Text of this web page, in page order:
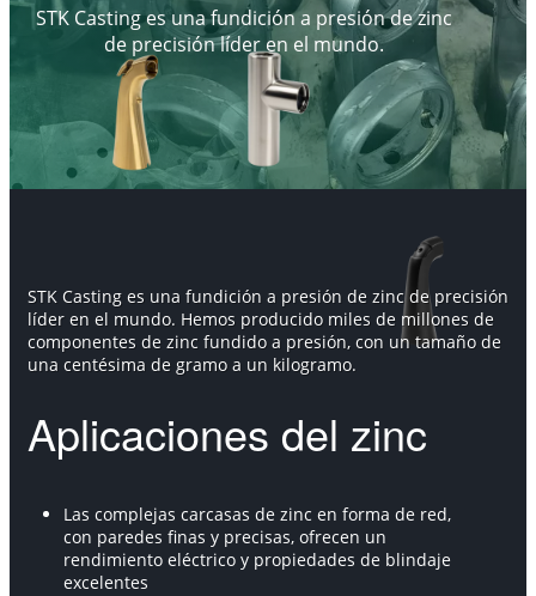
STK Casting es una fundición a presión de zinc
de precisión líder en el mundo.
STK Casting es una fundición a presión de zinc de precisión
líder en el mundo. Hemos producido miles de millones de
componentes de zinc fundido a presión, con un tamaño de
una centésima de gramo a un kilogramo.
Aplicaciones del zinc
Las complejas carcasas de zinc en forma de red,
con paredes finas y precisas, ofrecen un
rendimiento eléctrico y propiedades de blindaje
excelentes